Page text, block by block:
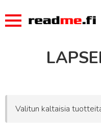
Valitun kaltaisia